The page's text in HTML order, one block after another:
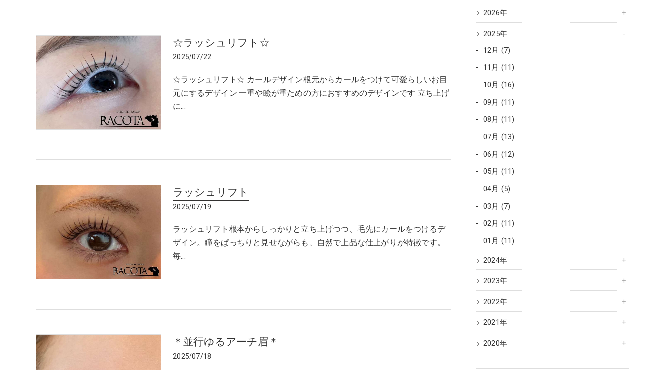
☆ラッシュリフト☆
2025/07/22
☆ラッシュリフト☆ カールデザイン根元からカールをつけて可愛らしいお目
元にするデザイン 一重や瞼が重ための方におすすめのデザインです 立ち上げ
に…
ラッシュリフト
2025/07/19
ラッシュリフト根本からしっかりと立ち上げつつ、毛先にカールをつけるデ
ザイン。瞳をぱっちりと見せながらも、自然で上品な仕上がりが特徴です。
毎…
＊並行ゆるアーチ眉＊
2025/07/18
2026年
2025年
12月 (7)
11月 (11)
10月 (16)
09月 (11)
08月 (11)
07月 (13)
06月 (12)
05月 (11)
04月 (5)
03月 (7)
02月 (11)
01月 (11)
2024年
2023年
2022年
2021年
2020年